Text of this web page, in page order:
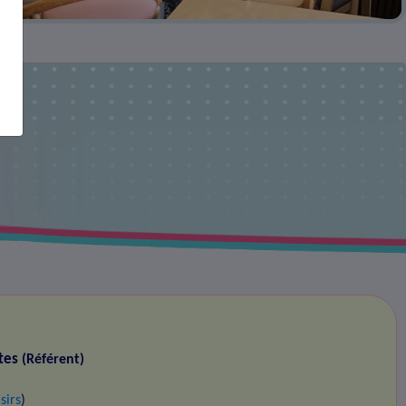
(Référent)
)